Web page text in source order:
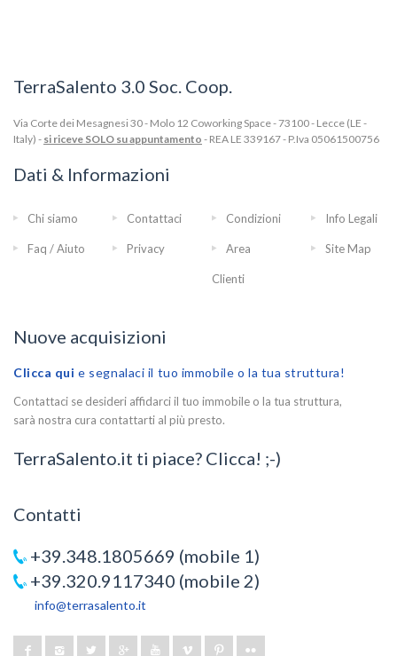
TerraSalento 3.0 Soc. Coop.
Via Corte dei Mesagnesi 30 - Molo 12 Coworking Space - 73100 - Lecce (LE -
Italy) - si riceve SOLO su appuntamento - REA LE 339167 - P.Iva 05061500756
Dati & Informazioni
Chi siamo Contattaci Condizioni Info Legali
Faq / Aiuto Privacy Area
Clienti
Site Map
Nuove acquisizioni
Clicca qui e segnalaci il tuo immobile o la tua struttura!
Contattaci se desideri affidarci il tuo immobile o la tua struttura,
sarà nostra cura contattarti al più presto.
TerraSalento.it ti piace? Clicca! ;-)
Contatti
+39.348.1805669 (mobile 1)
+39.320.9117340 (mobile 2)
info@terrasalento.it